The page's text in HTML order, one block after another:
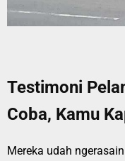
Testimoni
Coba, Kamu
Mereka udah